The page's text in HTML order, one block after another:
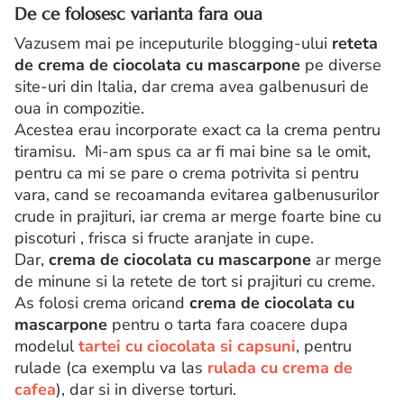
De ce folosesc varianta fara oua
Vazusem mai pe inceputurile blogging-ului reteta
de crema de ciocolata cu mascarpone pe diverse
site-uri din Italia, dar crema avea galbenusuri de
oua in compozitie.
Acestea erau incorporate exact ca la crema pentru
tiramisu. Mi-am spus ca ar fi mai bine sa le omit,
pentru ca mi se pare o crema potrivita si pentru
vara, cand se recoamanda evitarea galbenusurilor
crude in prajituri, iar crema ar merge foarte bine cu
piscoturi , frisca si fructe aranjate in cupe.
Dar, crema de ciocolata cu mascarpone ar merge
de minune si la retete de tort si prajituri cu creme.
As folosi crema oricand crema de ciocolata cu
mascarpone pentru o tarta fara coacere dupa
modelultartei cu ciocolata si capsuni, pentru
rulade (ca exemplu va las rulada cu crema de
cafea), dar si in diverse torturi.